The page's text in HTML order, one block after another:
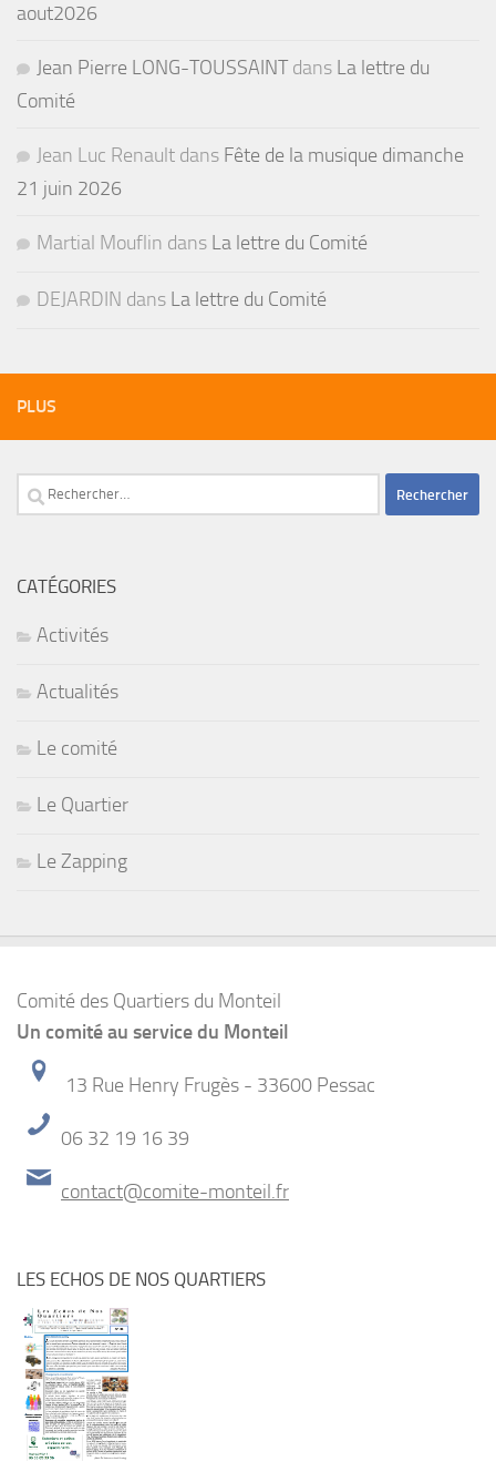
aout2026
Jean Pierre LONG-TOUSSAINTdans La lettre du
Comité
Jean Luc Renault dans Fête de la musique dimanche
21 juin 2026
Martial Mouflin dans La lettre du Comité
DEJARDIN dans La lettre du Comité
PLUS
Rechercher :
CATÉGORIES
Activités
Actualités
Le comité
Le Quartier
Le Zapping
Comité des Quartiers du Monteil
Un comité au service du Monteil
13 Rue Henry Frugès - 33600 Pessac
06 32 19 16 39
contact@comite-monteil.fr
LES ECHOS DE NOS QUARTIERS